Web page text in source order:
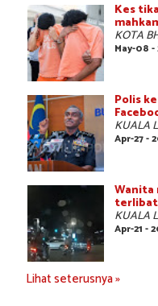
Kes
KOTA
May-08 -
Polis
KUALA
Apr-27 -
Wanita
terlibat
KUALA
Apr-21 -
Lihat seterusnya »